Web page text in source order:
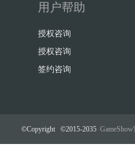
用户帮助
授权咨询
授权咨询
签约咨询
©Copyright ©2015-2035